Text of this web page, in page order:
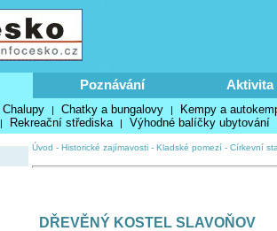
Poznávání Aktivita
Chalupy | Chatky a bungalovy | Kempy a
| Rekreační střediska | Výhodné balíčky ubytování
Úvod - Historické zajímavosti - Kladské pomezí - Církevní
DŘEVĚNÝ KOSTEL SLAVOŇOV